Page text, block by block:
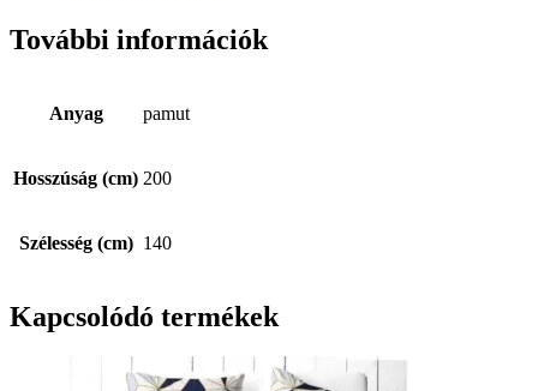
További információk
Anyag pamut
Hosszúság (cm) 200
Szélesség (cm) 140
Kapcsolódó termékek